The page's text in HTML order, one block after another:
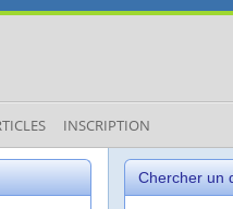
INSCRIPTION
Chercher un